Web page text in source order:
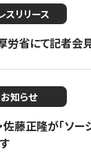
スリリース
労省にて記者会
お知らせ
藤正隆が「ソー